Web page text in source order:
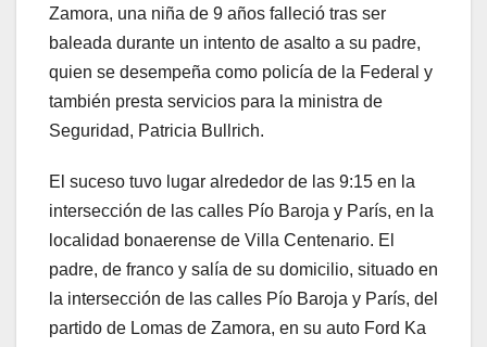
Zamora, una niña de 9 años falleció tras ser
baleada durante un intento de asalto a su padre,
quien se desempeña como policía de la Federal y
también presta servicios para la ministra de
Seguridad, Patricia Bullrich.
El suceso tuvo lugar alrededor de las 9:15 en la
intersección de las calles Pío Baroja y París, en la
localidad bonaerense de Villa Centenario. El
padre, de franco y salía de su domicilio, situado en
la intersección de las calles Pío Baroja y París, del
partido de Lomas de Zamora, en su auto Ford Ka